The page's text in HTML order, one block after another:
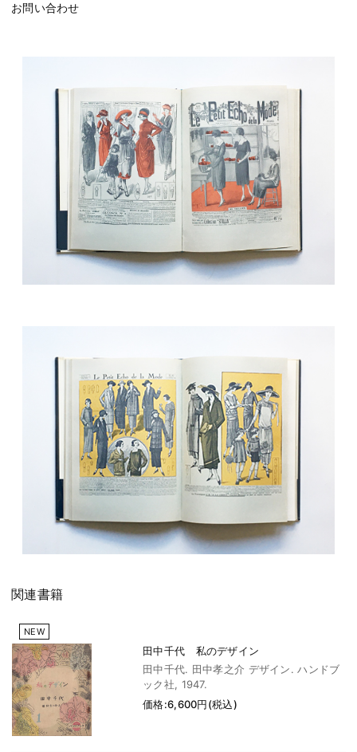
お問い合わせ
関連書籍
NEW
田中千代 私のデザイン
田中千代. 田中孝之介 デザイン. ハンドブ
ック社, 1947.
価格:6,600円(税込)